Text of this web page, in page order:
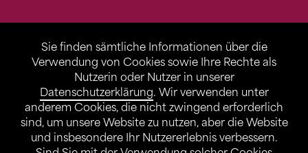
Sie finden sämtliche Informationen über die
Verwendung von Cookies sowie Ihre Rechte als
Nutzerin oder Nutzer in unserer
Datenschutzerklärung. Wir verwenden unter
anderem Cookies, die nicht zwingend erforderlich
sind, um unsere Website zu nutzen, aber die Website
und insbesondere Ihr Nutzererlebnis verbessern.